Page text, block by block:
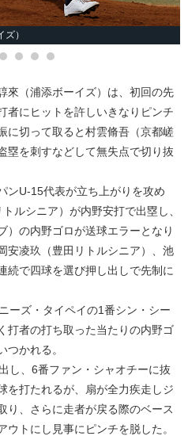
）
（浦添ボーイズ）は、初回の先
者にヒットを許しいきなりピンチ
に切って取ると村雲脩吾（京都嵯
塁を刺すなどして無失点で切り抜
U-15代表が立ち上がりを攻め
ルシニア）が内野安打で出塁し、
）の内野ゴロが送球エラーとなり
安凌玖（豊田リトルシニア）、池
続で四球を選び押し出しで先制に
ーズ・タイペイの1番シン・シー
打者の打ち取った当たりの内野ゴ
つかれる。
し、6番ファン・シャオチーに抜
を打たれるが、扇が全力疾走しジ
り、さらに走者が戻る際のベース
トにし見事にピンチを脱した。